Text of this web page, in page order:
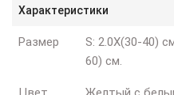
Характеристики
Размер
S: 2.0X(30-40)
60) см.